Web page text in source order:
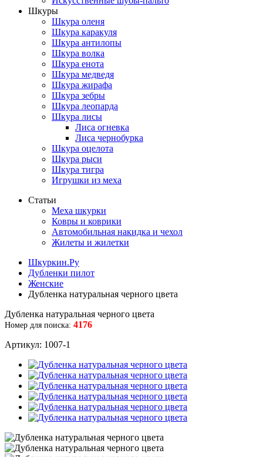
Шкуры
Шкура оленя
Шкура каракуля
Шкура антилопы
Шкура волка
Шкура енота
Шкура медведя
Шкура жирафа
Шкура зебры
Шкура леопарда
Шкура лисы
Лиса огневка
Лиса чернобурка
Шкура оцелота
Шкура рыси
Шкура тигра
Игрушки из меха
Статьи
Меха шкурки
Ковры и коврики
Автомобильная накидка и чехол
Жилеты и жилетки
Шкуркин.Ру
Дубленки пилот
Женские
Дубленка натуральная черного цвета
Дубленка натуральная черного цвета
Номер для поиска: 4176
Артикул: 1007-1